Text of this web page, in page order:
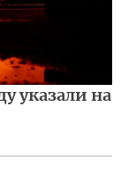
указали на